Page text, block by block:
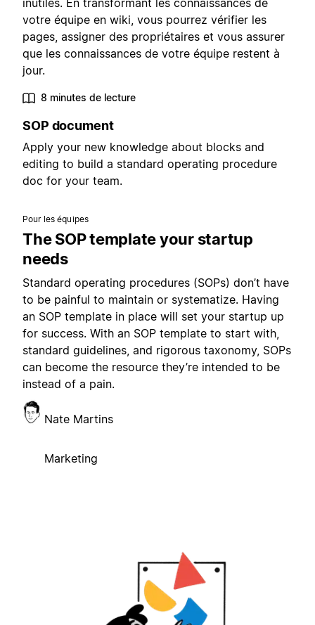
inutiles. En transformant les connaissances de
votre équipe en wiki, vous pourrez vérifier les
pages, assigner des propriétaires et vous assurer
que les connaissances de votre équipe restent à
jour.
8 minutes de lecture
SOP document
Apply your new knowledge about blocks and
editing to build a standard operating procedure
doc for your team.
Pour les équipes
The SOP template your startup
needs
Standard operating procedures (SOPs) don’t have
to be painful to maintain or systematize. Having
an SOP template in place will set your startup up
for success. With an SOP template to start with,
standard guidelines, and rigorous taxonomy, SOPs
can become the resource they’re intended to be
instead of a pain.
Nate Martins
Marketing